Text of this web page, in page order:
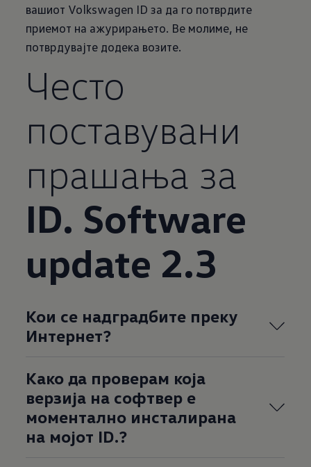
вашиот Volkswagen ID за да го потврдите
приемот на ажурирањето. Ве молиме, не
потврдувајте додека возите.
Често
поставувани
прашања за
ID. Software
update 2.3
Кои се надградбите преку
Интернет?
Како да проверам која
верзија на софтвер е
моментално инсталирана
на мојот ID.?